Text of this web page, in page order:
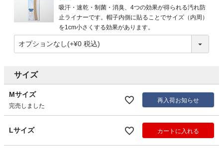
吸汗・速乾・制菌・消臭、4つの効果が得られる汚れ防
止ライナーです。帽子内側に貼ることでサイズ（内周）
を1cm小さくする効果があります。
サイズ
Mサイズ
完売しました
再入荷お知らせ
Lサイズ カートに入れる